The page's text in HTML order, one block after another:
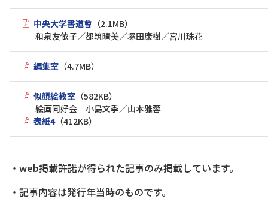
中央大学書道會 （2.1MB）
和泉友依子／都筑晴美／塚田康樹／宮川珠花
編集室 （4.7MB）
似顔絵教室 （582KB）
絵画同好会 小島文季／山本雅蓉
表紙4（412KB）
・web掲載許諾が得られた記事のみ掲載しています。
・記事内容は発行年当時のものです。